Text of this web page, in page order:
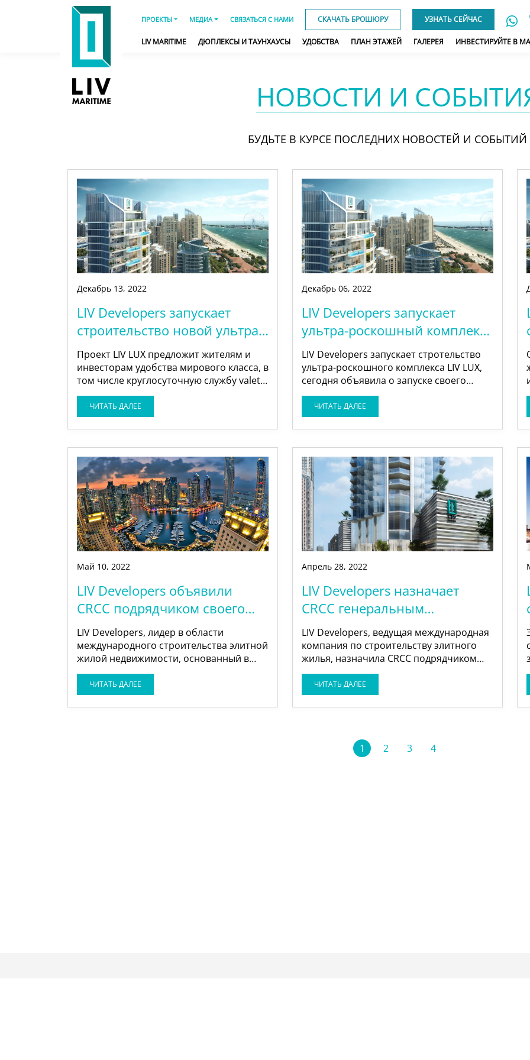
ПРОЕКТЫ МЕДИА СВЯЗАТЬСЯ С НАМИ СКАЧАТЬ БРОШЮРУ УЗНАТЬ СЕЙЧАС
LIV MARITIME ДЮПЛЕКСЫ И ТАУНХАУСЫ УДОБСТВА ПЛАН ЭТАЖЕЙ ГАЛЕРЕЯ ИНВЕСТИРУЙТЕ В
НОВОСТИ И
БУДЬТЕ В КУРСЕ ПОСЛЕДНИХ НОВОСТЕЙ И СОБЫТИЙ
Декабрь 13, 2022
LIV Developers запускает
строительство новой ультра-
роскошной башни
Проект LIV LUX предложит жителям и
инвесторам удобства мирового класса, в
том числе круглосуточную службу valet-
парковки в белых перчатках. LIV
Developers запускает свой новейший
проект LIV LUX, ультра-роскошную
жилую башню, возвышающуюся на 47
этажей и расположенную в одном из
самых востребованных районов Дубай
Марины. LIV LUX откроет новый уровень
роскошной жизни с поразительной
архитектурой, расположенной
ЧИТАТЬ ДАЛЕЕ
Декабрь 06, 2022
LIV Developers запускает
ультра-роскошный комплекс
LIV LUX в Дубай Марине
LIV Developers запускает стротельство
ультра-роскошного комплекса LIV LUX,
сегодня объявила о запуске своего
новейшего проекта LIV LUX, ультра-
роскошной жилой башни в 47 этажей,
расположенной в одном из самых
востребованных районов – Дубай
Марине. LIV LUX откроет новый уровень
роскошной жизни с невиданной ранее
поразительной архитектурой,
расположенной прямо напротив отелей
Le Royal Meridien и Ritz Carlton.
ЧИТАТЬ ДАЛЕЕ
Май 10, 2022
LIV Developers объявили
CRCC подрядчиком своего
последнего проекта LIV
Marina, стоимостью 500
миллионов дирхам ОАЭ.
LIV Developers, лидер в области
международного строительства элитной
жилой недвижимости, основанный в
1959 году, назначил CRCC подрядчиком
своего последнего проекта LIV Marina.
Башня представляет собой 45-этажный
роскошный жилой комплекс,
ЧИТАТЬ ДАЛЕЕ
Апрель 28, 2022
LIV Developers назначает
CRCC генеральным
подрядчиком для LIV MARINA
LIV Developers, ведущая международная
компания по строительству элитного
жилья, назначила CRCC подрядчиком
для своего последнего проекта LIV
MARINA.
ЧИТАТЬ ДАЛЕЕ
1 2 3 4